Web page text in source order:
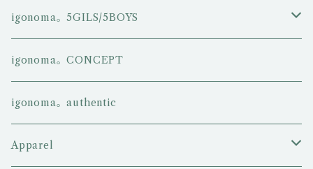
igonoma。5GILS/5BOYS
5GIRLS
5BOYS
igonoma。CONCEPT
igonoma。authentic
Apparel